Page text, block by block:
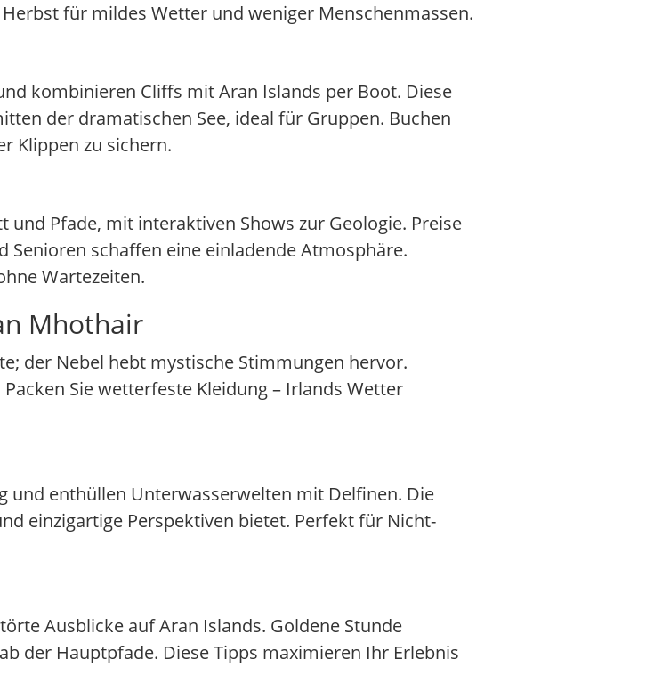
für mildes Wetter und weniger Menschenmassen.
kombinieren Cliffs mit Aran Islands per Boot. Diese
der dramatischen See, ideal für Gruppen. Buchen
Klippen zu sichern.
Pfade, mit interaktiven Shows zur Geologie. Preise
Senioren schaffen eine einladende Atmosphäre.
Wartezeiten.
Mhothair
der Nebel hebt mystische Stimmungen hervor.
Sie wetterfeste Kleidung – Irlands Wetter
und enthüllen Unterwasserwelten mit Delfinen. Die
einzigartige Perspektiven bietet. Perfekt für Nicht-
Ausblicke auf Aran Islands. Goldene Stunde
der Hauptpfade. Diese Tipps maximieren Ihr Erlebnis